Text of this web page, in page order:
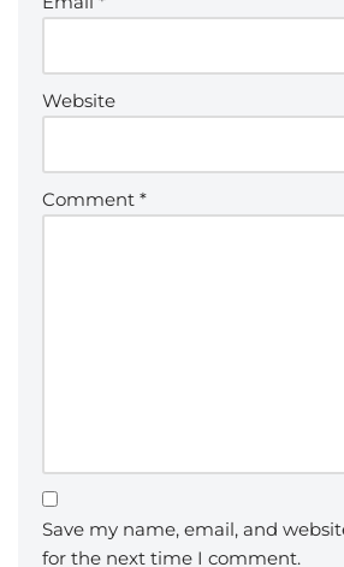
Website
Comment *
Save my name, email, and
for the next time I comment.